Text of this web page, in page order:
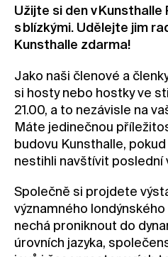
Kontakt
Novinky
Pronájem prostor
Volné pozice
Užijte si den v Kunsthalle
s blízkými. Udělejte jim
Kunsthalle zdarma!
Jako naši členové a
si hosty nebo hostky ve
21.00, a to nezávisle na
Máte jedinečnou
budovu Kunsthalle,
nestihli navštívit poslední
Společně si projdete
významného
nechá proniknout do
úrovních jazyka,